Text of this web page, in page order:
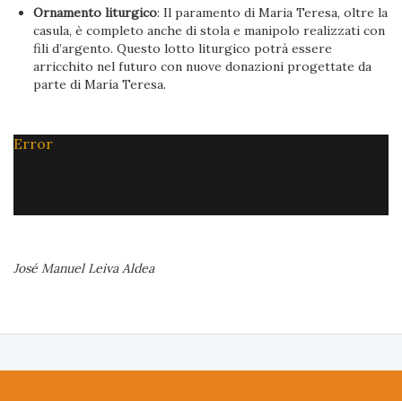
Ornamento liturgico: Il paramento di Maria Teresa, oltre la
casula, è completo anche di stola e manipolo realizzati con
fili d’argento. Questo lotto liturgico potrà essere
arricchito nel futuro con nuove donazioni progettate da
parte di María Teresa.
Error
José Manuel Leiva Aldea